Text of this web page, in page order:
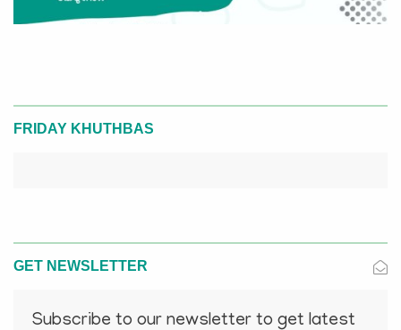
FRIDAY KHUTHBAS
GET NEWSLETTER
Subscribe to our newsletter to get latest